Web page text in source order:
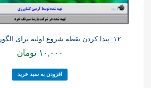
۱۲: پیدا کردن نقطه شروع اولیه برای الگوریتم سیمپلکس
۱۰,۰۰۰ تومان
افزودن به سبد خرید